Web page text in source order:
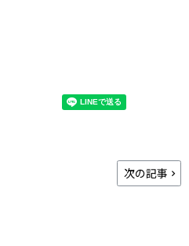
次の記事